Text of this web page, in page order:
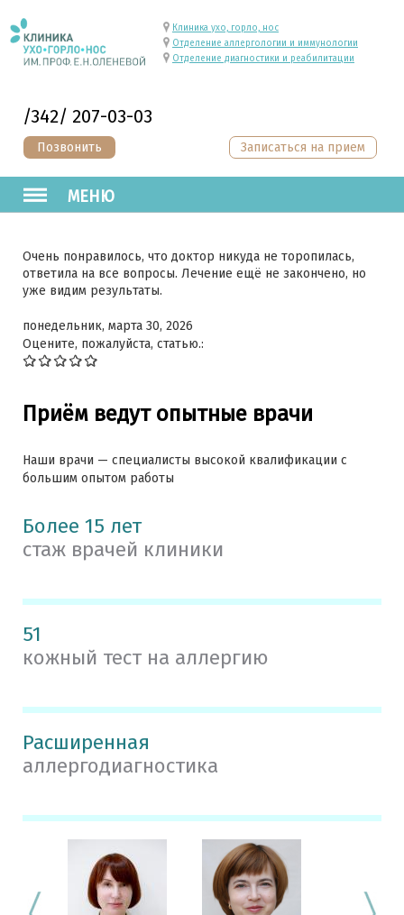
/342/ 207-03-03
Позвонить
Клиника ухо, горло, нос
Отделение аллергологии и иммунологии
Отделение диагностики и реабилитации
МЕНЮ
Записаться на прием
Очень понравилось, что доктор никуда не торопилась,
ответила на все вопросы. Лечение ещё не закончено, но
уже видим результаты.
понедельник, марта 30, 2026
Оцените, пожалуйста, статью.:
Приём ведут опытные врачи
Наши врачи — специалисты высокой квалификации с
большим опытом работы
Более 15 лет
стаж врачей клиники
51
кожный тест на аллергию
Расширенная
аллергодиагностика